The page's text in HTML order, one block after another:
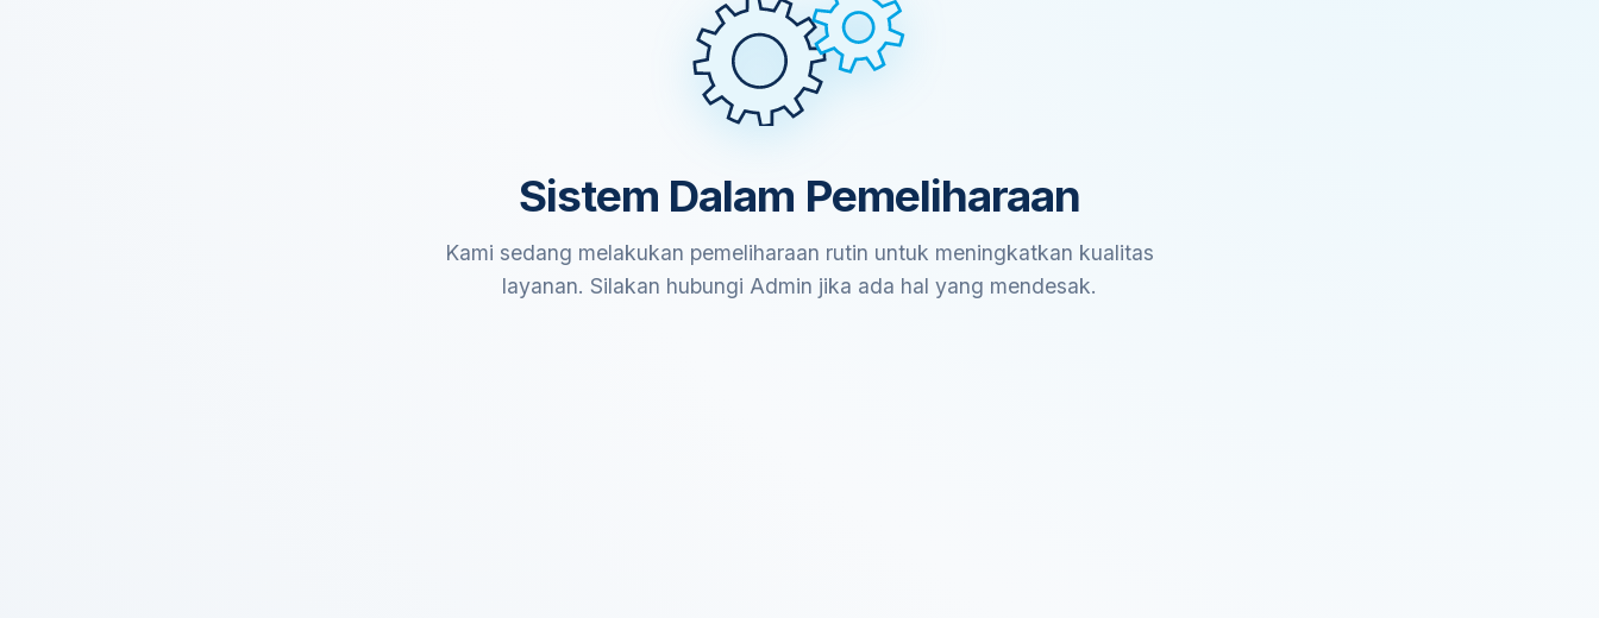
Sistem Dalam Pemeliharaan
Kami sedang melakukan pemeliharaan rutin untuk meningkatkan kualitas
layanan. Silakan hubungi Admin jika ada hal yang mendesak.